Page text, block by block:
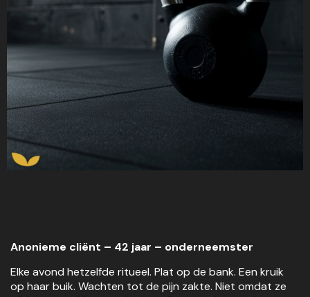
Anonieme cliënt – 42 jaar – onderneemster
Elke avond hetzelfde ritueel. Plat op de bank. Een kruik
op haar buik. Wachten tot de pijn zakte. Niet omdat ze